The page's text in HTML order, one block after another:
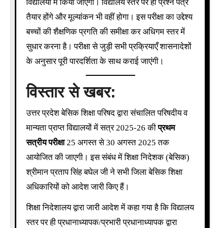
विद्यालयों में किया जाएगा। विद्यालय स्तर पर ही प्रश्न पत्र
तैयार होंगे और मूल्यांकन भी वहीं होगा। इस परीक्षा का उद्देश्य
बच्चों की शैक्षणिक प्रगति की समीक्षा कर अधिगम स्तर में
सुधार करना है। परीक्षा से जुड़ी सभी प्रक्रियाएँ शासनादेशों
के अनुसार पूरी पारदर्शिता के साथ कराई जाएंगी।
विस्तार से खबर:
उत्तर प्रदेश बेसिक शिक्षा परिषद द्वारा संचालित परिषदीय व
मान्यता प्राप्त विद्यालयों में सत्र 2025-26 कीप्रथम
सत्रीय परीक्षा25 अगस्त से 30 अगस्त 2025 तक
आयोजित की जाएगी। इस संबंध में शिक्षा निदेशक (बेसिक)
श्रीमान प्रताप सिंह बघेल जी ने सभी जिला बेसिक शिक्षा
अधिकारियों को आदेश जारी किए हैं।
शिक्षा निदेशालय द्वारा जारी आदेश में कहा गया है कि विद्यालय
स्तर पर ही प्रधानाध्यापक/प्रभारी प्रधानाध्यापक द्वारा